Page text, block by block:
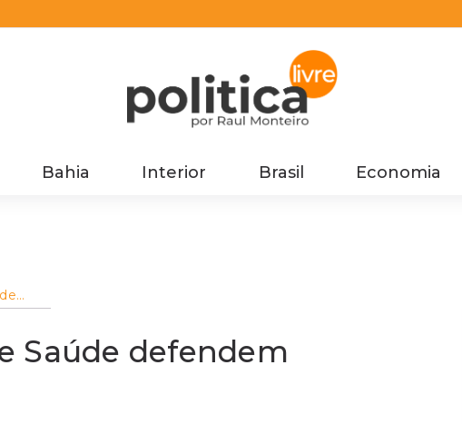
Bahia Interior Brasil Economia
Saúde defendem